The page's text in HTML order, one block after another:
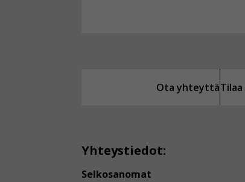
Ota yhteyttä
Yhteystiedot:
Selkosanomat